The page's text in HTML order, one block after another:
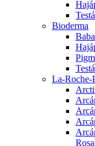
Bioderma
La-Roche-